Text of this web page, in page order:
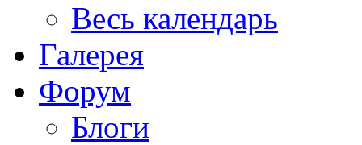
Весь календарь
Галерея
Форум
Блоги